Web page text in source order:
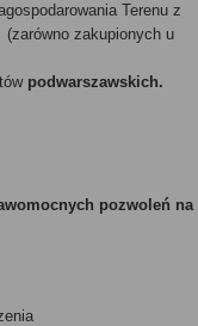
Terenu z
zakupionych u
podwarszawskich.
pozwoleń na